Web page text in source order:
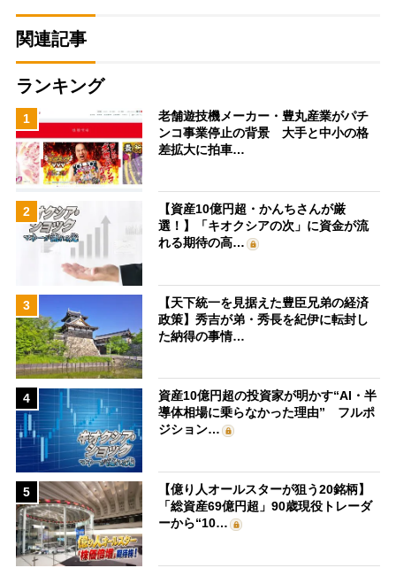
関連記事
ランキング
1
老舗遊技機メーカー・豊丸産業がパチ
ンコ事業停止の背景 大手と中小の格
差拡大に拍車…
2
【資産10億円超・かんちさんが厳
選！】「キオクシアの次」に資金が流
れる期待の高…
3
【天下統一を見据えた豊臣兄弟の経済
政策】秀吉が弟・秀長を紀伊に転封し
た納得の事情…
4
資産10億円超の投資家が明かす“AI・半
導体相場に乗らなかった理由” フルポ
ジション…
5
【億り人オールスターが狙う20銘柄】
「総資産69億円超」90歳現役トレーダ
ーから“10…